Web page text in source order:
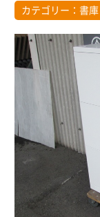
カテゴリー： 書庫